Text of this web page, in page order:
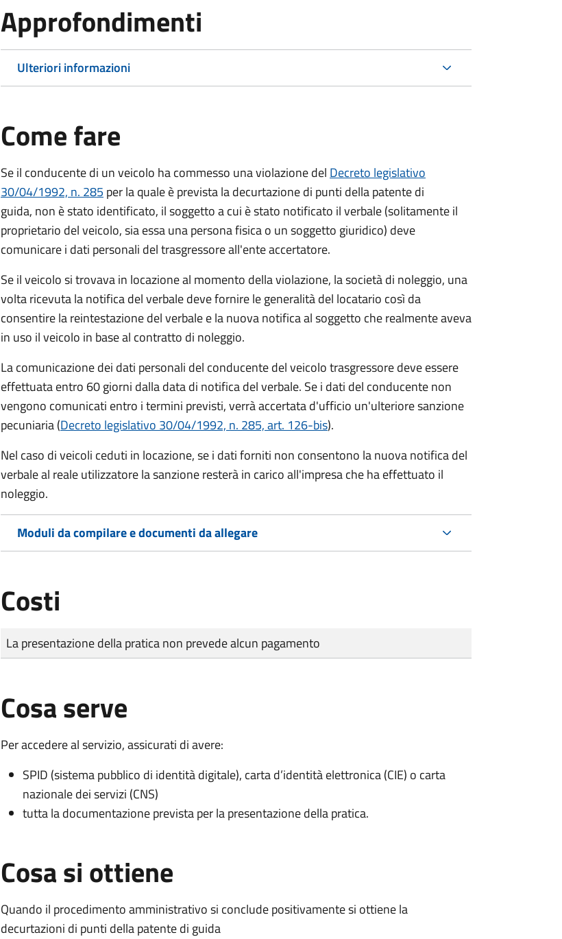
Approfondimenti
Ulteriori informazioni
Come fare
Se il conducente di un veicolo ha commesso una violazione del Decreto legislativo
30/04/1992, n. 285 per la quale è prevista la decurtazione di punti della patente di
guida, non è stato identificato, il soggetto a cui è stato notificato il verbale (solitamente il
proprietario del veicolo, sia essa una persona fisica o un soggetto giuridico) deve
comunicare i dati personali del trasgressore all'ente accertatore.
Se il veicolo si trovava in locazione al momento della violazione, la società di noleggio, una
volta ricevuta la notifica del verbale deve fornire le generalità del locatario così da
consentire la reintestazione del verbale e la nuova notifica al soggetto che realmente aveva
in uso il veicolo in base al contratto di noleggio.
La comunicazione dei dati personali del conducente del veicolo trasgressore deve essere
effettuata entro 60 giorni dalla data di notifica del verbale. Se i dati del conducente non
vengono comunicati entro i termini previsti, verrà accertata d'ufficio un'ulteriore sanzione
pecuniaria (Decreto legislativo 30/04/1992, n. 285, art. 126-bis).
Nel caso di veicoli ceduti in locazione, se i dati forniti non consentono la nuova notifica del
verbale al reale utilizzatore la sanzione resterà in carico all'impresa che ha effettuato il
noleggio.
Moduli da compilare e documenti da allegare
Costi
Tipo di pagamento
Importo
La presentazione della pratica non prevede alcun pagamento
Cosa serve
Per accedere al servizio, assicurati di avere:
SPID (sistema pubblico di identità digitale), carta d’identità elettronica (CIE) o carta
nazionale dei servizi (CNS)
tutta la documentazione prevista per la presentazione della pratica.
Cosa si ottiene
Quando il procedimento amministrativo si conclude positivamente si ottiene la
decurtazioni di punti della patente di guida